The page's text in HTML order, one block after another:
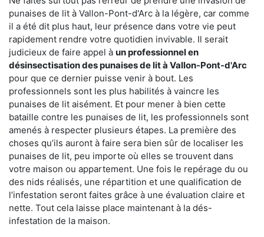
punaises de lit à Vallon-Pont-d'Arc à la légère, car comme
il a été dit plus haut, leur présence dans votre vie peut
rapidement rendre votre quotidien invivable. Il serait
judicieux de faire appel à un professionnel en
désinsectisation des punaises de lit à Vallon-Pont-d'Arc
pour que ce dernier puisse venir à bout. Les
professionnels sont les plus habilités à vaincre les
punaises de lit aisément. Et pour mener à bien cette
bataille contre les punaises de lit, les professionnels sont
amenés à respecter plusieurs étapes. La première des
choses qu’ils auront à faire sera bien sûr de localiser les
punaises de lit, peu importe où elles se trouvent dans
votre maison ou appartement. Une fois le repérage du ou
des nids réalisés, une répartition et une qualification de
l’infestation seront faites grâce à une évaluation claire et
nette. Tout cela laisse place maintenant à la dés-
infestation de la maison.